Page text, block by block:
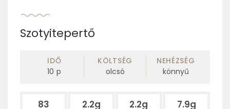
Szotyitepertő
IDŐ
10 p
KÖLTSÉG
olcsó
NEHÉZSÉG
könnyű
83 2.2g 2.2g 7.9g